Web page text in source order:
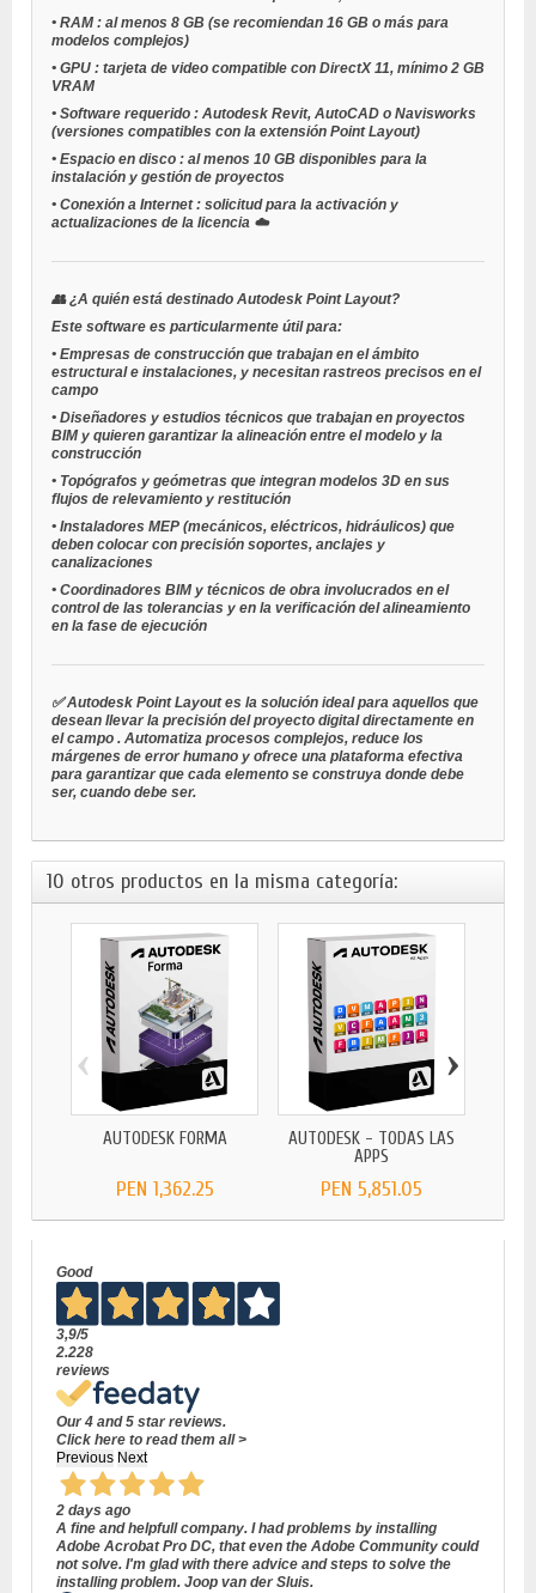
• RAM : al menos 8 GB (se recomiendan 16 GB o más para
modelos complejos)
• GPU : tarjeta de video compatible con DirectX 11, mínimo 2 GB
VRAM
• Software requerido : Autodesk Revit, AutoCAD o Navisworks
(versiones compatibles con la extensión Point Layout)
• Espacio en disco : al menos 10 GB disponibles para la
instalación y gestión de proyectos
• Conexión a Internet: solicitud para la activación y
actualizaciones de la licencia ☁️
👥¿A quién está destinado Autodesk Point Layout?
Este software es particularmente útil para:
• Empresas de construcción que trabajan en el ámbito
estructural e instalaciones, y necesitan rastreos precisos en el
campo
• Diseñadores y estudios técnicos que trabajan en proyectos
BIM y quieren garantizar la alineación entre el modelo y la
construcción
• Topógrafos y geómetras que integran modelos 3D en sus
flujos de relevamiento y restitución
• Instaladores MEP (mecánicos, eléctricos, hidráulicos) que
deben colocar con precisión soportes, anclajes y
canalizaciones
• Coordinadores BIM y técnicos de obra involucrados en el
control de las tolerancias y en la verificación del alineamiento
en la fase de ejecución
✅ Autodesk Point Layout es la solución ideal para aquellos que
desean llevar la precisión del proyecto digital directamente en
el campo . Automatiza procesos complejos, reduce los
márgenes de error humano y ofrece una plataforma efectiva
para garantizar que cada elemento se construya donde debe
ser, cuando debe ser.
10 otros productos en la misma categoría:
AUTODESK FORMA
PEN 1,362.25
AUTODESK - TODAS LAS
APPS
PEN 5,851.05
‹ ›
Good
3,9/5
2.228
reviews
Our 4 and 5 star reviews.
Click here to read them all >
Previous Next
2 days ago
A fine and helpfull company. I had problems by installing
Adobe Acrobat Pro DC, that even the Adobe Community could
not solve. I'm glad with there advice and steps to solve the
installing problem. Joop van der Sluis.